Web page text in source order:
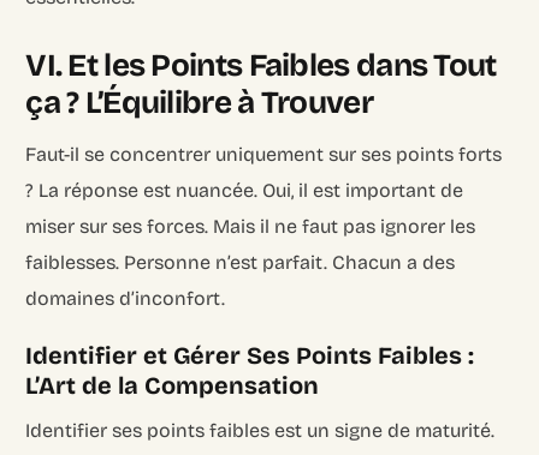
VI. Et les Points Faibles dans Tout
ça ? L’Équilibre à Trouver
Faut-il se concentrer uniquement sur ses points forts
? La réponse est nuancée. Oui, il est important de
miser sur ses forces. Mais il ne faut pas ignorer les
faiblesses. Personne n’est parfait. Chacun a des
domaines d’inconfort.
Identifier et Gérer Ses Points Faibles :
L’Art de la Compensation
Identifier ses points faibles est un signe de maturité.